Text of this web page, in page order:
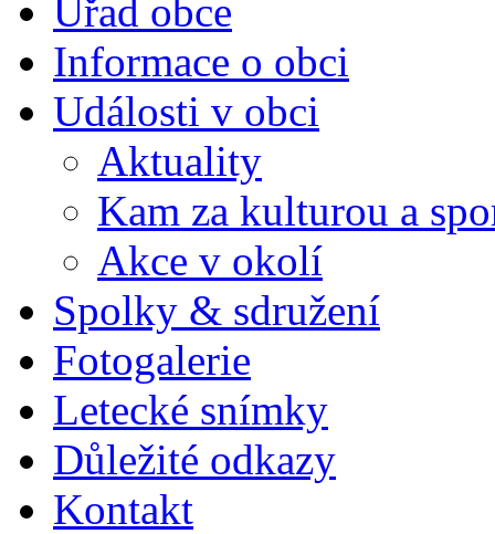
Úřad obce
Informace o obci
Události v obci
Aktuality
Kam za kulturou a
Akce v okolí
Spolky & sdružení
Fotogalerie
Letecké snímky
Důležité odkazy
Kontakt